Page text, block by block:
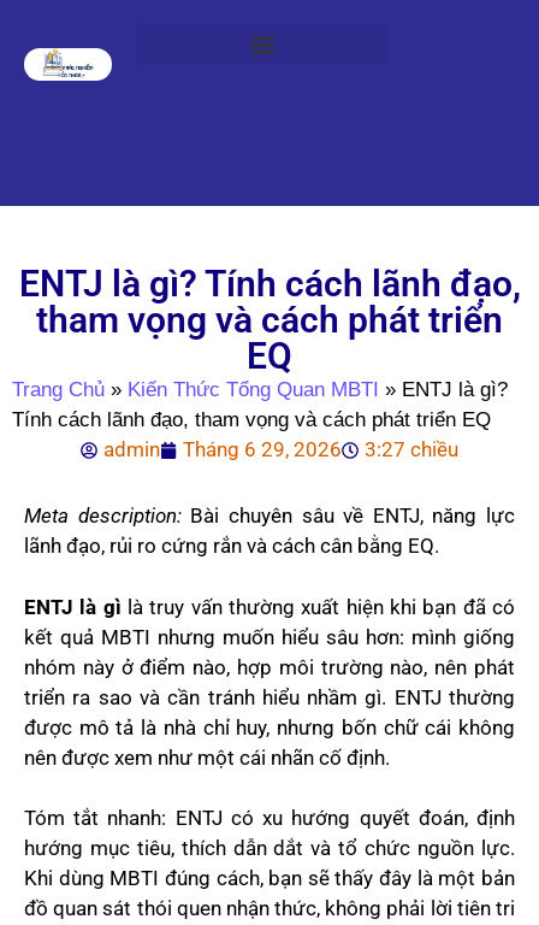
ENTJ là gì? Tính cách lãnh đạo,
tham vọng và cách phát triển
EQ
Trang Chủ » Kiến Thức Tổng Quan MBTI » ENTJ là gì?
Tính cách lãnh đạo, tham vọng và cách phát triển EQ
admin Tháng 6 29, 2026 3:27 chiều
Meta description:Bài chuyên sâu về ENTJ, năng lực
lãnh đạo, rủi ro cứng rắn và cách cân bằng EQ.
ENTJ là gì là truy vấn thường xuất hiện khi bạn đã có
kết quả MBTI nhưng muốn hiểu sâu hơn: mình giống
nhóm này ở điểm nào, hợp môi trường nào, nên phát
triển ra sao và cần tránh hiểu nhầm gì. ENTJ thường
được mô tả là nhà chỉ huy, nhưng bốn chữ cái không
nên được xem như một cái nhãn cố định.
Tóm tắt nhanh: ENTJ có xu hướng quyết đoán, định
hướng mục tiêu, thích dẫn dắt và tổ chức nguồn lực.
Khi dùng MBTI đúng cách, bạn sẽ thấy đây là một bản
đồ quan sát thói quen nhận thức, không phải lời tiên tri